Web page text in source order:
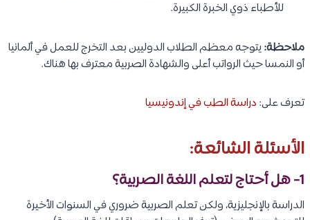
للأطباء ذوي الخبرة الكبيرة.
ملاحظة:يتوجه معظم الطلاب الدوليين بعد التخرج للعمل في ألمانيا
أو النمسا حيث الرواتب أعلى والشهادة الصربية معترف بها هناك.
تعرف على: دراسة الطب في إندونيسيا
الأسئلة الشائعة:
1- هل أحتاج لتعلم اللغة الصربية؟
الدراسة بالإنجليزية، ولكن تعلم الصربية ضروري في السنوات الأخيرة